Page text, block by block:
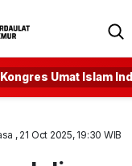
Umat Islam
, 21 Oct 2025, 19:30 WIB